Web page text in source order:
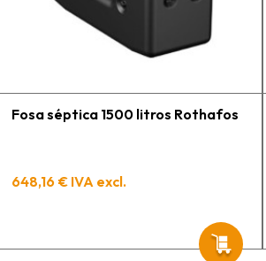
general, la recomiendo,
he vuelto a comprar,
tengo varios pedidos en
Fosa séptica 1500 litros Rothafos
648,16 € IVA excl.